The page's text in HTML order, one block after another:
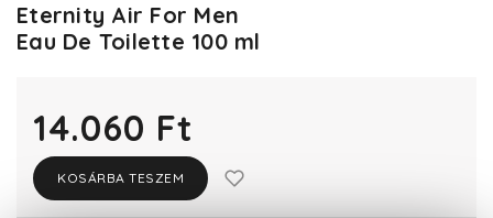
Eternity Air For Men
Eau De Toilette 100 ml
14.060 Ft
KOSÁRBA TESZEM